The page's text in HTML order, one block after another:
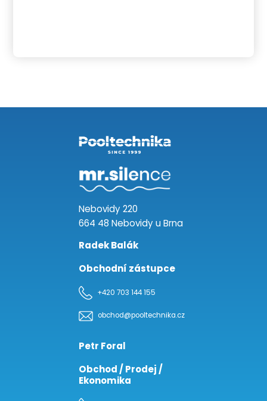
Nebovidy 220
664 48 Nebovidy u Brna
Radek Balák
Obchodní zástupce
+420 703 144 155
obchod@pooltechnika.cz
Petr Foral
Obchod / Prodej /
Ekonomika